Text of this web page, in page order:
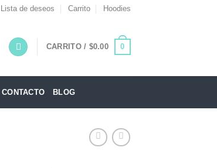
Lista de deseos Carrito Hoodies
CARRITO / $0.00 0
CONTACTO BLOG